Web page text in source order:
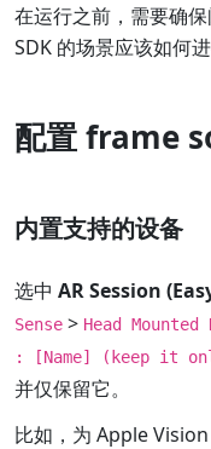
在运行之前，需要确
SDK 的场景应该如何
配置 frame
内置支持的设备
选中 AR Session
Sense > Head
: [Name] (keep it
并仅保留它。
比如，为 Apple